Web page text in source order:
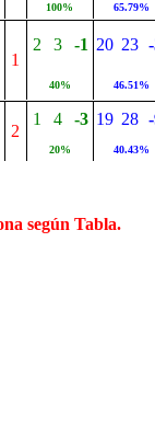
100% 65.79%
1
2 3 -1 20 23
40% 46.51%
2
1 4 -3 19 28
20% 40.43%
según Tabla.